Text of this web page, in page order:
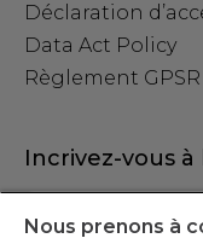
Déclaration
Data Act Policy
Règlement GPSR
Incrivez-vous
Nous prenons à